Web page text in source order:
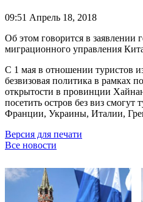
09:51 Апрель 18, 2018
Об этом говорится в заявлении
миграционного управления
С 1 мая в отношении туристов
безвизовая политика в рамках
открытости в провинции
посетить остров без виз смогут
Франции, Украины, Италии,
Версия для печати
Все новости